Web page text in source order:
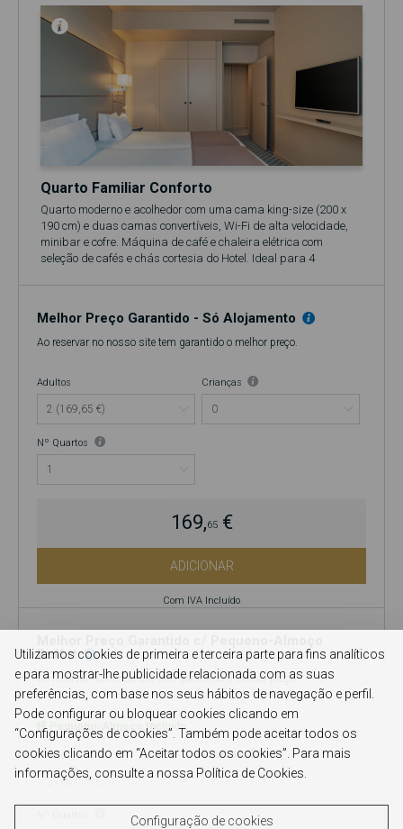
Quarto Familiar Conforto
Quarto moderno e acolhedor com uma cama king-size (200 x
190 cm) e duas camas convertíveis, Wi-Fi de alta velocidade,
minibar e cofre. Máquina de café e chaleira elétrica com
seleção de cafés e chás cortesia do Hotel. Ideal para 4
Melhor Preço Garantido - Só Alojamento
Ao reservar no nosso site tem garantido o melhor preço.
Adultos Crianças
Nº Quartos
169,65€
ADICIONAR
Com IVA Incluído
Buffet
Ao reservar no nosso site tem garantido o melhor preço.
Pequeno-Almoço Incluído
Adultos Crianças
Utilizamos cookies de primeira e terceira parte para fins analíticos
e para mostrar-lhe publicidade relacionada com as suas
preferências, com base nos seus hábitos de navegação e perfil.
Pode configurar ou bloquear cookies clicando em
“Configurações de cookies”. Também pode aceitar todos os
cookies clicando em “Aceitar todos os cookies”. Para mais
informações, consulte a nossa Política de Cookies.
Configuração de cookies